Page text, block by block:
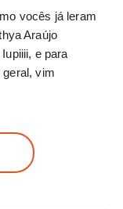
vocês já leram
Araújo
e para
geral, vim